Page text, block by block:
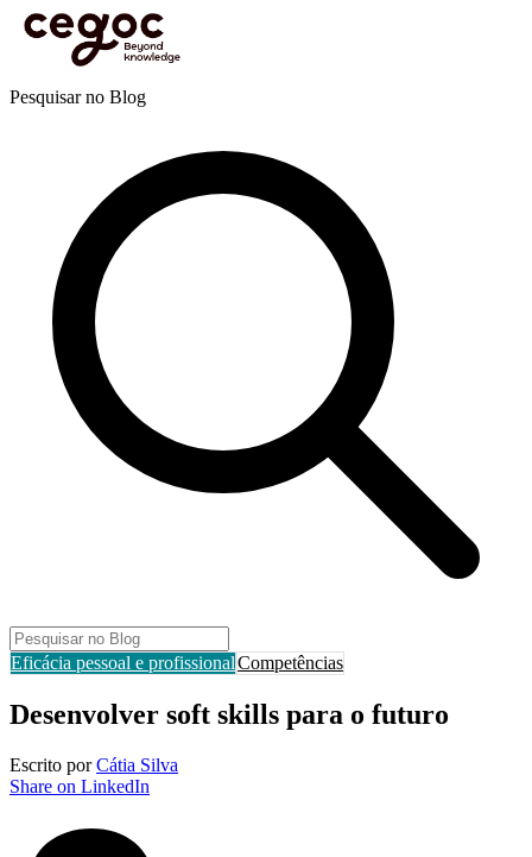
Skip to main content
Está aqui:Home > Recursos
Desenvolver soft skills para o futuro
Pesquisar no Blog
Eficácia pessoal e profissionalCompetências
Desenvolver soft skills para o futuro
Escrito porCátia Silva
Share on LinkedIn